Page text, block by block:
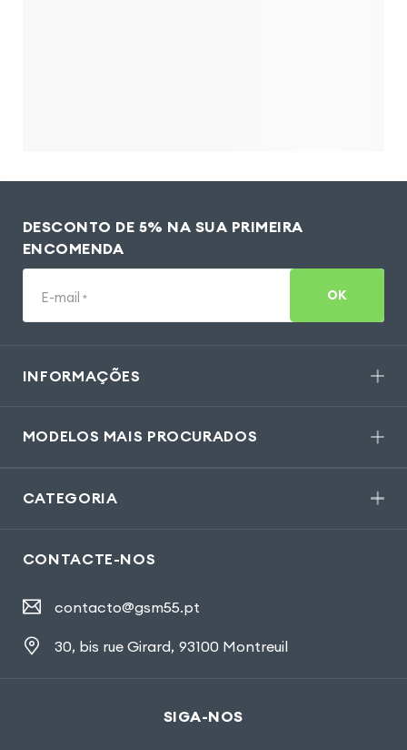
DESCONTO DE 5% NA SUA PRIMEIRA
ENCOMENDA
E-mail * OK
INFORMAÇÕES
MODELOS MAIS PROCURADOS
CATEGORIA
CONTACTE-NOS
contacto@gsm55.pt
30, bis rue Girard, 93100 Montreuil
SIGA-NOS